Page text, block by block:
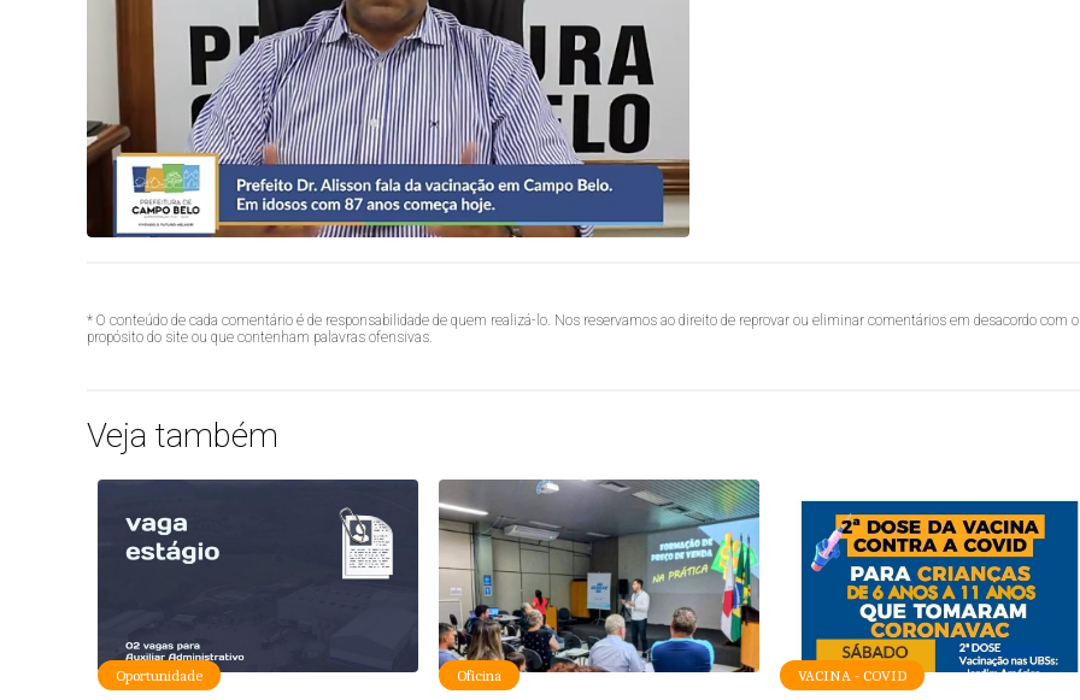
* O conteúdo de cada comentário é de responsabilidade de quem realizá-lo. Nos reservamos ao direito de reprovar ou eliminar comentários em desacordo com o
propósito do site ou que contenham palavras ofensivas.
Veja também
Oportunidade Oficina VACINA - COVID